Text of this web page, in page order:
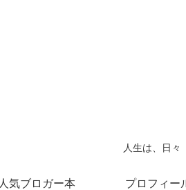
人生は、日々
人気ブロガー本 プロフィー